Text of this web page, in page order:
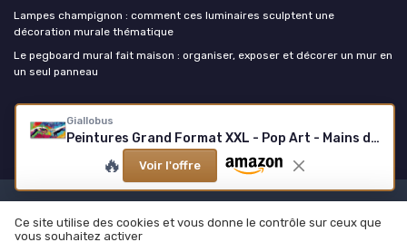
Giallobus
Peintures Grand Format XXL - Pop Art - Mains de Création - Toile - 308x140cm - 3pcs - x 100x140cm - Grande Image 308x140cm - 3pz - x 100x140cm Pop Art - Mains de Création
🔥 Voir l'offre
Lampes champignon : comment ces luminaires sculptent une
décoration murale thématique
Le pegboard mural fait maison : organiser, exposer et décorer un mur en
un seul panneau
La decoration murale
© La decoration murale 2026
Ce site utilise des cookies et vous donne le contrôle sur ceux que
vous souhaitez activer